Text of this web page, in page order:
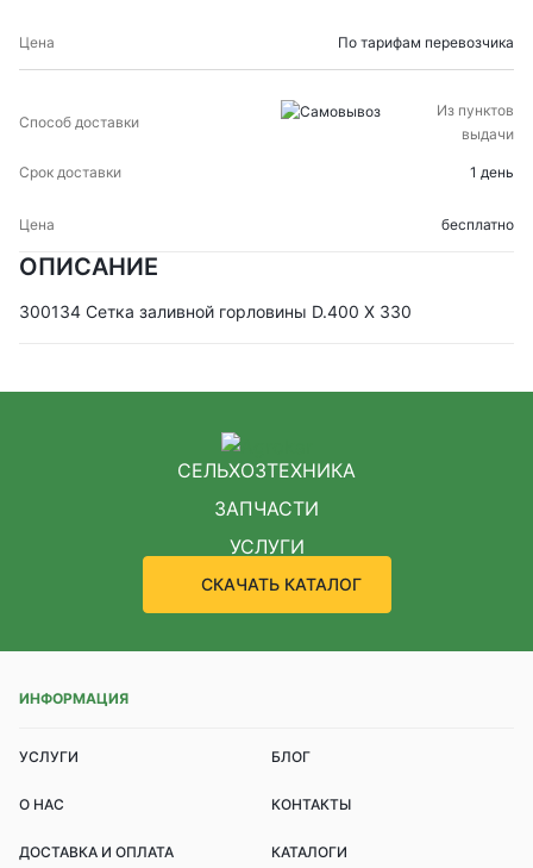
ОПИСАНИЕ
300134 Сетка заливной горловины D.400 X 330
По тарифам перевозчика
Из пунктов
выдачи
1 день
бесплатно
СЕЛЬХОЗТЕХНИКА
ЗАПЧАСТИ
УСЛУГИ
СКАЧАТЬ КАТАЛОГ
ИНФОРМАЦИЯ
УСЛУГИ БЛОГ
О НАС КОНТАКТЫ
ДОСТАВКА И ОПЛАТА КАТАЛОГИ